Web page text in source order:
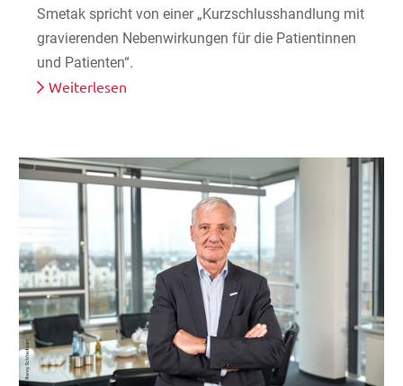
Smetak spricht von einer „Kurzschlusshandlung mit
gravierenden Nebenwirkungen für die Patientinnen
und Patienten“.
Weiterlesen